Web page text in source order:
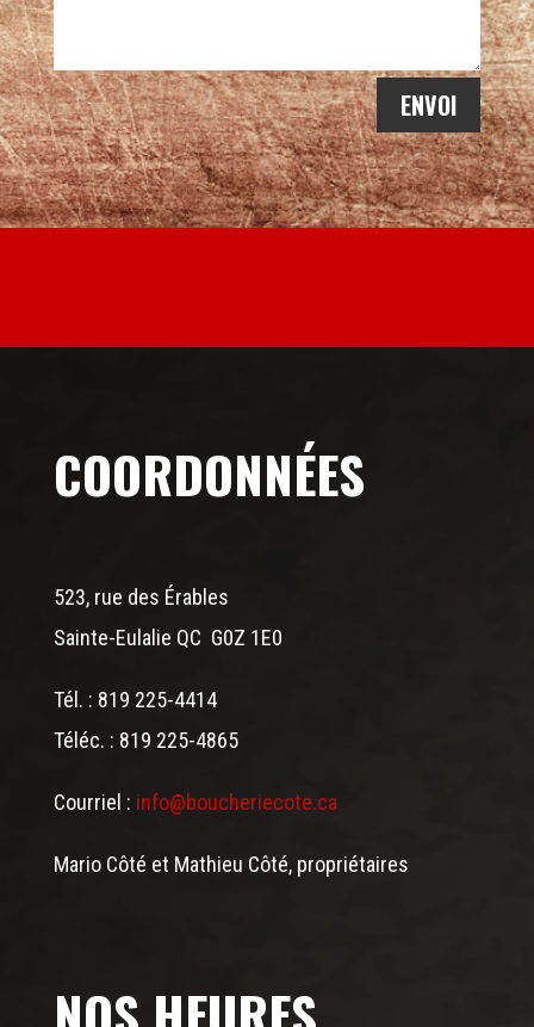
ENVOI
COORDONNÉES
523, rue des Érables
Sainte-Eulalie QC G0Z 1E0
Tél. : 819 225-4414
Téléc. : 819 225-4865
Courriel : info@boucheriecote.ca
Mario Côté et Mathieu Côté, propriétaires